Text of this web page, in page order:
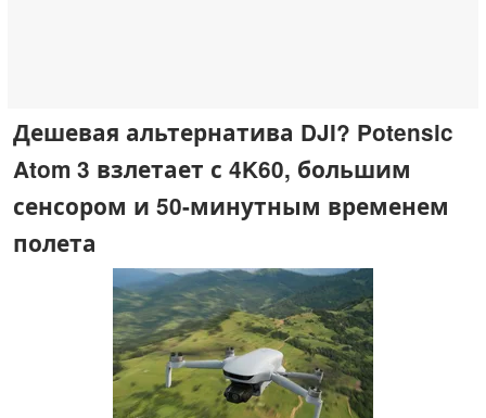
Дешевая альтернатива DJI? Potensic
Atom 3 взлетает с 4K60, большим
сенсором и 50-минутным временем
полета